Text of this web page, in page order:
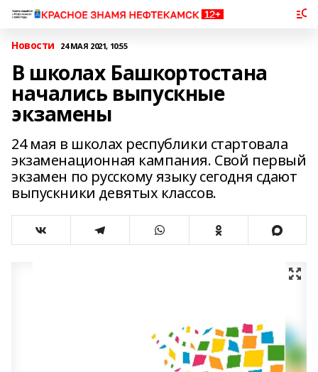
Новости 24 МАЯ 2021, 10:55
В школах Башкортостана
начались выпускные
экзамены
24 мая в школах республики стартовала
экзаменационная кампания. Свой первый
экзамен по русскому языку сегодня сдают
выпускники девятых классов.